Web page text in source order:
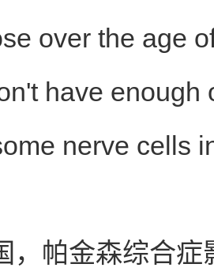
over the age
have
nerve cells
帕金森综合症